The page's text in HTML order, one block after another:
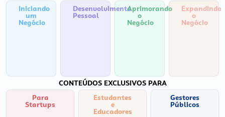
Iniciando
um
Negócio
Desenvolvimento
Pessoal
Aprimorando
o
Negócio
Expandindo
o
Negócio
CONTEÚDOS EXCLUSIVOS PARA
Para
Startups
Estudantes
e
Educadores
Gestores
Públicos